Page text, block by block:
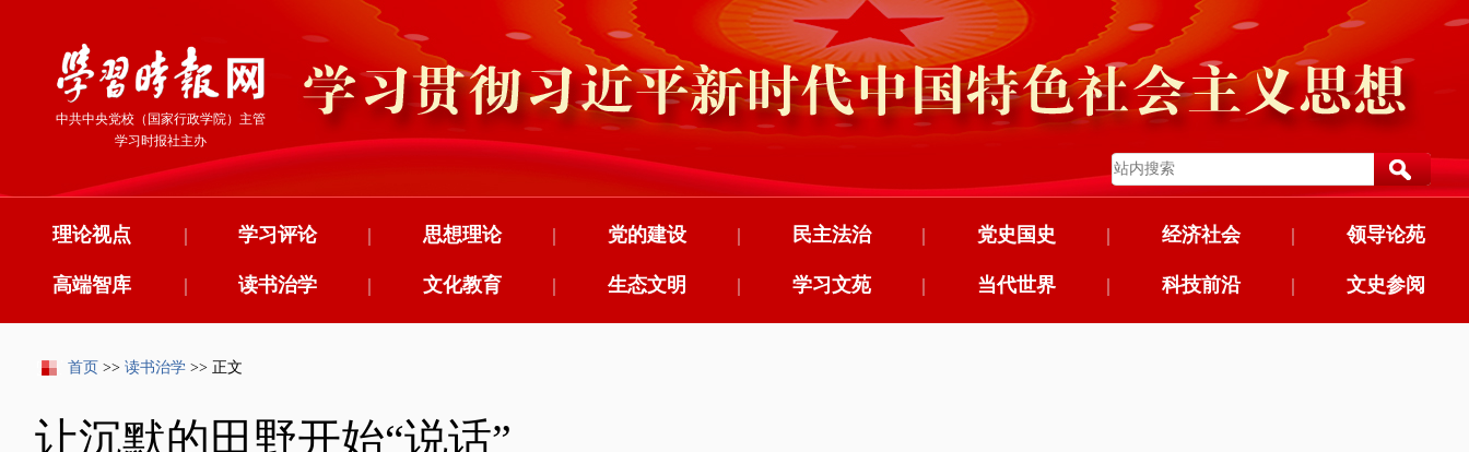
中共中央党校（国家行政学院）主管
学习时报社主办
理论视点 学习评论
| 思想理论
| 党的建设
| 民主法治
| 党史国史
| 经济社会
| 领导论苑
|
高端智库 读书治学
| 文化教育
| 生态文明
| 学习文苑
| 当代世界
| 科技前沿
| 文史参阅
|
首页 >> 读书治学 >> 正文
让沉默的田野开始“说话”